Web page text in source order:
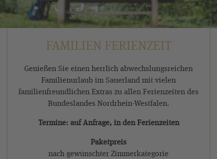
FAMILIEN FERIENZEIT
Genießen Sie einen herrlich abwechslungsreichen
Familienurlaub im Sauerland mit vielen
familienfreundlichen Extras zu allen Ferienzeiten des
Bundeslandes Nordrhein-Westfalen.
Termine: auf Anfrage, in den Ferienzeiten
Paketpreis
nach gewünschter Zimmerkategorie